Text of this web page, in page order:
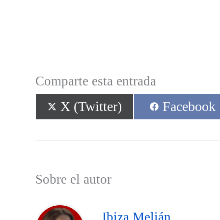
Comparte esta entrada
Compartir
en
X (Twitter)
Compartir
en
Facebook
Sobre el autor
Ibiza Melián